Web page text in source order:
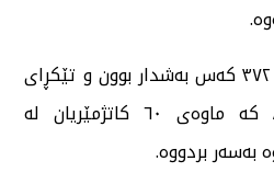
لە توێژینەوەکەدا هەزار و ٣٧٢ کەس بەشدار بوون و تێکڕای
تەمەنیان ٣٣ ساڵ بووە، کە ماوەی ٦٠ کاتژمێریان لە
بەسەر بردووە.